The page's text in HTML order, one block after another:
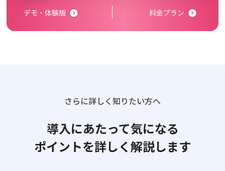
デモ・体験版 料金プラン
さらに詳しく知りたい方へ
導入にあたって気になる
ポイントを詳しく解説します